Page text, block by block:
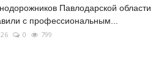
Павлодарской области
с профессиональным...
0 799